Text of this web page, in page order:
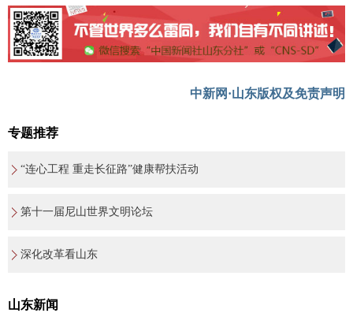
中新网·山东版权及免责声明
专题推荐
“连心工程 重走长征路”健康帮扶活动
第十一届尼山世界文明论坛
深化改革看山东
山东新闻